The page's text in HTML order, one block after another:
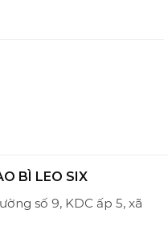
BÌ LEO SIX
số 9, KDC ấp 5, xã